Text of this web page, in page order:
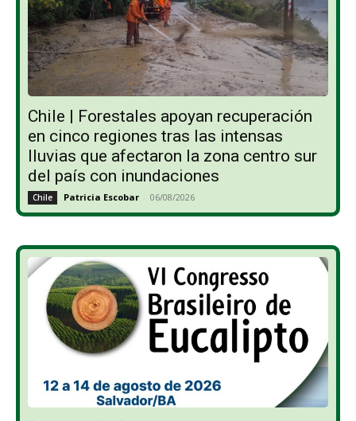
Chile | Forestales apoyan recuperación
en cinco regiones tras las intensas
lluvias que afectaron la zona centro sur
del país con inundaciones
Chile Patricia Escobar - 06/08/2026